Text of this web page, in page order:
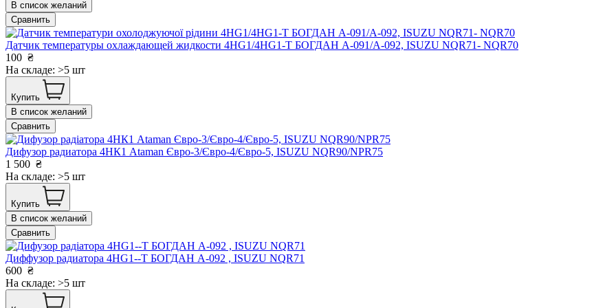
В список желаний
Сравнить
Датчик температуры охлаждающей жидкости 4HG1/4HG1-T БОГДАН А-091/А-092, ISUZU NQR71- NQR70
100 ₴
На складе: >5 шт
Купить
В список желаний
Сравнить
Дифузор радиатора 4НК1 Ataman Євро-3/Євро-4/Євро-5, ISUZU NQR90/NPR75
1 500 ₴
На складе: >5 шт
Купить
В список желаний
Сравнить
Диффузор радиатора 4HG1--T БОГДАН А-092 , ISUZU NQR71
600 ₴
На складе: >5 шт